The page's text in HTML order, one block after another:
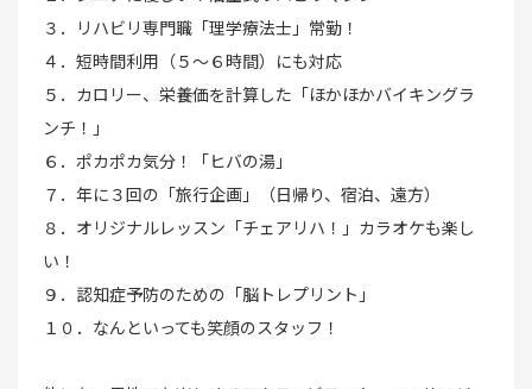
３．リハビリ専門職「理学療法士」常勤！
４．短時間利用（５〜６時間）にも対応
５．カロリー、栄養価を計算した「ほかほかバイキングラ
ンチ！」
６．ポカポカ気分！「ヒバの湯」
７．年に３回の「旅行企画」（日帰り、宿泊、遠方）
８．オリジナルレッスン「チェアリハ！」カラオケも楽し
い！
９．認知症予防のための「脳トレプリント」
１０．なんといっても笑顔のスタッフ！